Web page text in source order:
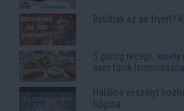
Betiltják az air fryert?
5 görög recept,
sem tűnik
Halálos veszélyt
hőguta